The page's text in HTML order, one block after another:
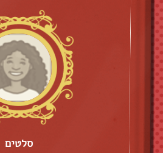
סלטים